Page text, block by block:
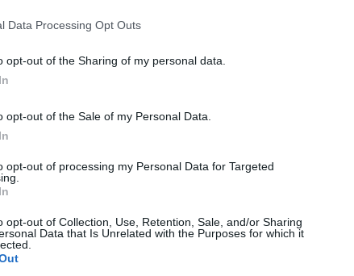
Data Processing Opt Outs
opt-out of the Sharing of my personal data.
opt-out of the Sale of my Personal Data.
opt-out of processing my Personal Data for Targeted
opt-out of Collection, Use, Retention, Sale, and/or Sharing
Data that Is Unrelated with the Purposes for which it
fa anyag erős és ellenálló, ezáltal növeli
és a fa természetes szépsége teszi
választani és mikor nem?
érdemes, ha:
természetes megjelenéssel rendelkezzen, a fa
az energiahatékonyság és a zajszigetelés, a
számítanak.
keresünk, akkor a fából készült ablakkeretekkel
ablakkeretet választani: